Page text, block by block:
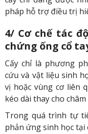
pháp hỗ trợ điều trị
4/ Cơ chế tác
chứng ống cổ
Cấy chỉ là phương
cứu và vật liệu sinh
vị hoặc vùng cơ liên
kéo dài thay cho
Trong quá trình tự
phản ứng sinh học tại